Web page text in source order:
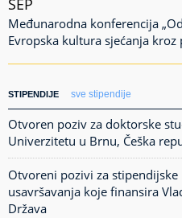
SEP
Međunarodna konferencija
Evropska kultura sjećanja kroz
STIPENDIJE sve stipendije
Otvoren poziv za doktorske
Univerzitetu u Brnu, Češka
Otvoreni pozivi za
usavršavanja koje finansira
Država